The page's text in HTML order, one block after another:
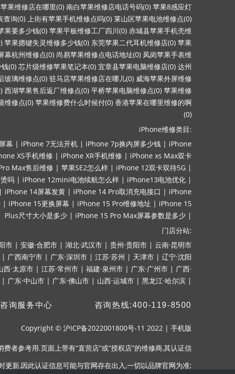
果维修店在哪里(0) 南白苹果维修店电话号码(0) 苹果8感应灯
查询(0) 上街有苹果手机维修点吗(0) 莱山区苹果电池维修点(0)
果要多少钱(0) 苹果平板维修工厂四川(0) 赤城县苹果手机壳维
苹果摁键失灵维修多少钱(0) 东莞苹果二代耳机维修店(0) 苹果
幕杭州维修点(0) 尚易苹果维修点电话地址(0) 凤岗苹果手表维
(0) 芯片级维修苹果笔记本(0) 宜章县苹果电脑维修店(0) 达州
玻璃维修点(0) 驻马店苹果维修店在哪儿(0) 威海苹果外屏维修
西湖苹果售后返厂维修点(0) 平桥苹果电脑维修点(0) 苹果维修
维修点(0) 苹果维修费什么时候付(0) 香港苹果在哪里维修的啊
(0)
iPhone维修类目:
幕 | iPhone 7无法开机 | iPhone 7p换内屏多少钱 | iPhone
XS手机维修 | iPhone XR手机维修 | iPhone xs Max双卡
Max售后维修 | 苹果SE2怎么样 | iPhone 12双卡双待5G |
吗 | iPhone 12mini电池续航怎么样 | iPhone13电池优化 |
| iPhone 14屏幕发黄 | iPhone 14 Pro取消充电接口 | iPhone
| iPhone 15更换屏幕 | iPhone 15 Pro维修地址 | iPhone 15
Plus尺寸大小是多少 | iPhone 15 Pro Max屏幕参数是多少 |
门店分站:
市 | 安徽·合肥市 | 湖北·武汉市 | 贵州·贵阳市 | 云南·昆明市
| 广西南宁市 | 广东·深圳市 | 江苏·苏州 | 天津市 | 辽宁·沈阳
西·太原市 | 江苏·常州市 | 福建·泉州市 | 广东·广州市 | 广西·
| 广东·中山市 | 广东·佛山市 | 山西·运城市 | 黑龙江·哈尔滨 |
询服务中心 咨询热线:400-119-8500
Copyright © 沪ICP备2022001800号-11 2022 | 手机版
者参考用.页面上带有“直营店”或“授权店”的维修商,其认证信
更新,因此认证信息可能与官网存在出入,一切以品牌官网为准;